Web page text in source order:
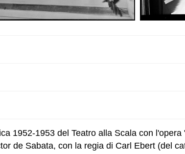
1952-1953 del Teatro alla Scala con l'opera
de Sabata, con la regia di Carl Ebert (del